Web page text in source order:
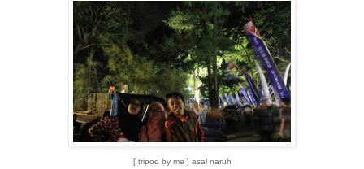
[ tripod by me ] asal naruh